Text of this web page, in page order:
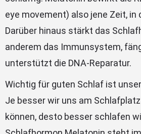
eye movement) also jene Zeit, in
Darüber hinaus stärkt das
anderem das Immunsystem,
unterstützt die DNA-Reparatur.
Wichtig für guten Schlaf ist
Je besser wir uns am
können, desto besser schlafen